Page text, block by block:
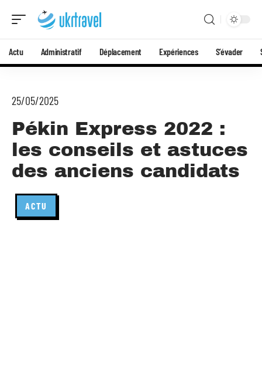
Actu Administratif Déplacement Expériences S’évader
25/05/2025
Pékin Express 2022 :
les conseils et astuces
des anciens candidats
ACTU